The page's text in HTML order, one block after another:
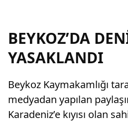
BEYKOZ’DA
YASAKLANDI
Beykoz Kaymakamlığı
medyadan yapılan
Karadeniz’e kıyısı olan